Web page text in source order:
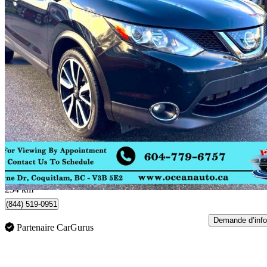
2018 Nissan Qashqai
SL AWD120 000 km
13 900 $ Bonne
244 $/mois env.
Coquitlam, BC
234 km
(844) 519-0951
Partenaire CarGurus
Demande d’info